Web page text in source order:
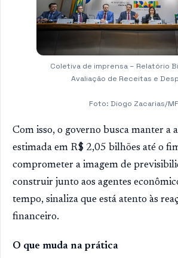
Coletiva de imprensa – Relatório
Avaliação de Receitas e
Foto: Diogo Zacarias/MF
Com isso, o governo busca manter a
estimada em R$ 2,05 bilhões até o
comprometer a imagem de
construir junto aos agentes
tempo, sinaliza que está atento às
financeiro.
O que muda na prática